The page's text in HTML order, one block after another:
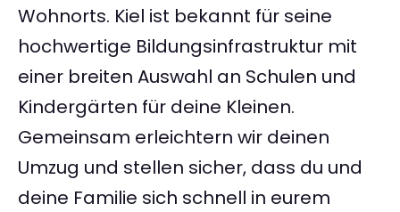
Wohnorts. Kiel ist bekannt für seine
hochwertige Bildungsinfrastruktur mit
einer breiten Auswahl an Schulen und
Kindergärten für deine Kleinen.
Gemeinsam erleichtern wir deinen
Umzug und stellen sicher, dass du und
deine Familie sich schnell in eurem